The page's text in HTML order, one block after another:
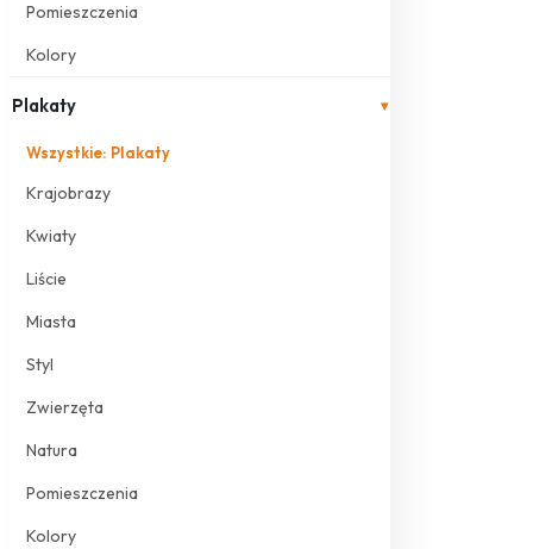
Pomieszczenia
Kolory
Plakaty ▾
Wszystkie: Plakaty
Krajobrazy
Kwiaty
Liście
Miasta
Styl
Zwierzęta
Natura
Pomieszczenia
Kolory